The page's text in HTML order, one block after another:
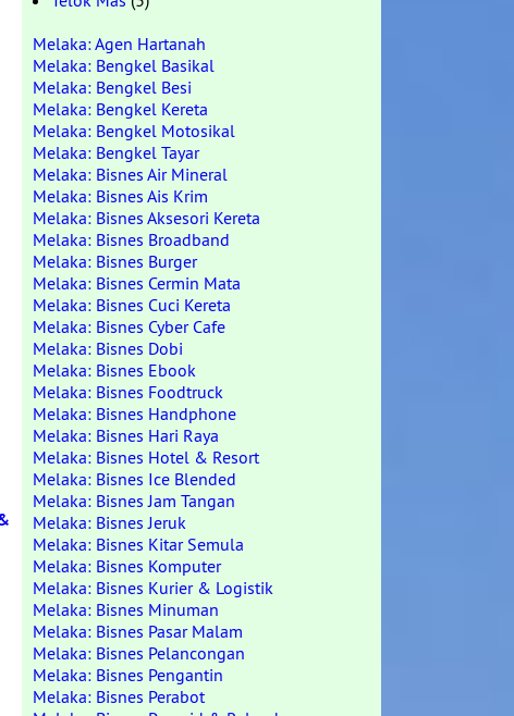
Melaka: Agen Hartanah
Melaka: Bengkel Basikal
Melaka: Bengkel Besi
Melaka: Bengkel Kereta
Melaka: Bengkel Motosikal
Melaka: Bengkel Tayar
Melaka: Bisnes Air Mineral
Melaka: Bisnes Ais Krim
Melaka: Bisnes Aksesori Kereta
Melaka: Bisnes Broadband
Melaka: Bisnes Burger
Melaka: Bisnes Cermin Mata
Melaka: Bisnes Cuci Kereta
Melaka: Bisnes Cyber Cafe
Melaka: Bisnes Dobi
Melaka: Bisnes Ebook
Melaka: Bisnes Foodtruck
Melaka: Bisnes Handphone
Melaka: Bisnes Hari Raya
Melaka: Bisnes Hotel & Resort
Melaka: Bisnes Ice Blended
Melaka: Bisnes Jam Tangan
Melaka: Bisnes Jeruk
Melaka: Bisnes Kitar Semula
Melaka: Bisnes Komputer
Melaka: Bisnes Kurier & Logistik
Melaka: Bisnes Minuman
Melaka: Bisnes Pasar Malam
Melaka: Bisnes Pelancongan
Melaka: Bisnes Pengantin
Melaka: Bisnes Perabot